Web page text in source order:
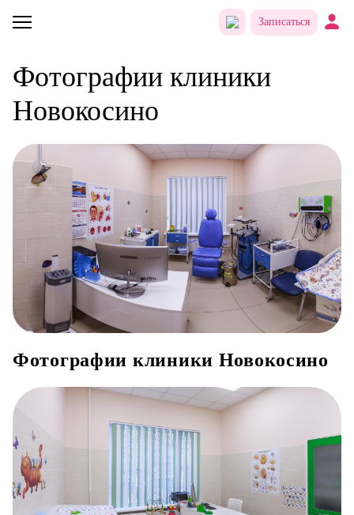
Записаться
Фотографии клиники
Новокосино
Фотографии клиники Новокосино